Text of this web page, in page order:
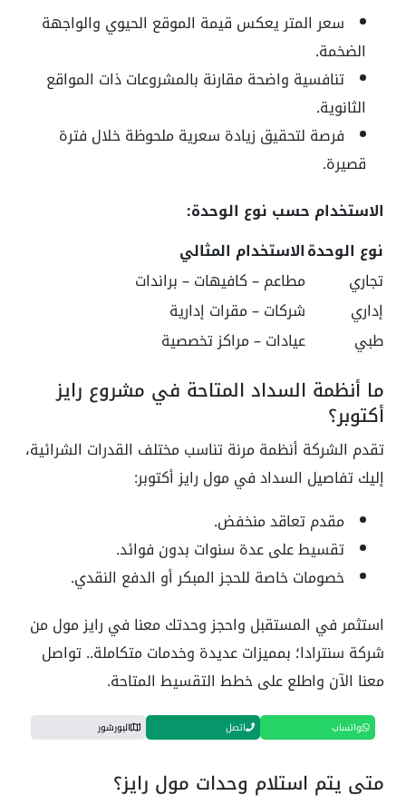
سعر المتر يعكس قيمة الموقع الحيوي والواجهة
الضخمة.
تنافسية واضحة مقارنة بالمشروعات ذات المواقع
الثانوية.
فرصة لتحقيق زيادة سعرية ملحوظة خلال فترة
قصيرة.
الاستخدام حسب نوع الوحدة:
نوع الوحدةالاستخدام المثالي
تجاري
مطاعم – كافيهات – براندات
إداري
شركات – مقرات إدارية
طبي
عيادات – مراكز تخصصية
ما أنظمة السداد المتاحة في مشروع رايز
أكتوبر؟
تقدم الشركة أنظمة مرنة تناسب مختلف القدرات الشرائية،
إليك تفاصيل السداد في مول رايز أكتوبر:
مقدم تعاقد منخفض.
تقسيط على عدة سنوات بدون فوائد.
خصومات خاصة للحجز المبكر أو الدفع النقدي.
استثمر في المستقبل واحجز وحدتك معنا في رايز مول من
شركة سنترادا؛ بمميزات عديدة وخدمات متكاملة.. تواصل
معنا الآن واطلع على خطط التقسيط المتاحة.
واتساب اتصل البورشور
متى يتم استلام وحدات مول رايز؟